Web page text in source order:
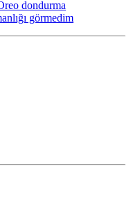
dondurma
görmedim